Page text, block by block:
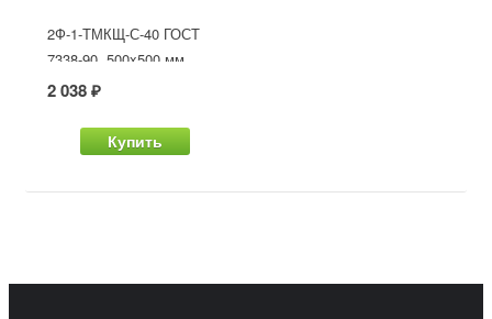
2Ф-1-ТМКЩ-С-40 ГОСТ
7338-90, 500x500 мм
2 038 ₽
Купить